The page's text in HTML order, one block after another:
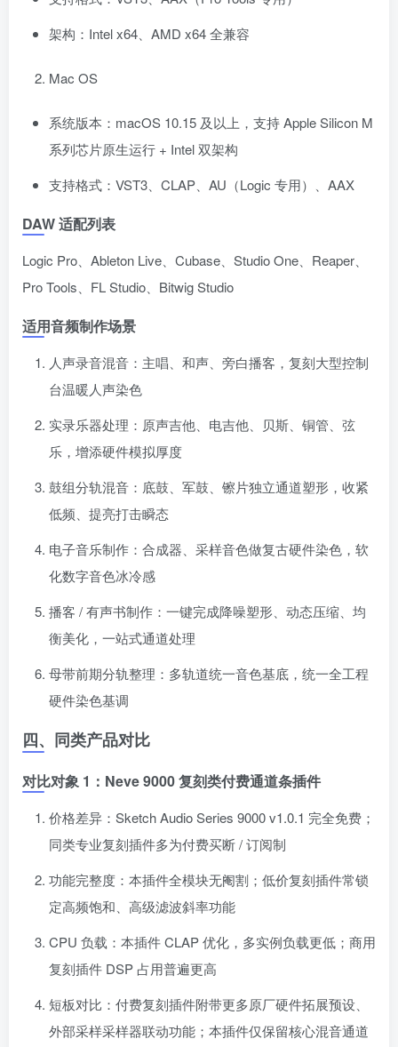
架构：Intel x64、AMD x64 全兼容
Mac OS
系统版本：macOS 10.15 及以上，支持 Apple Silicon M
系列芯片原生运行 + Intel 双架构
支持格式：VST3、CLAP、AU（Logic 专用）、AAX
DAW 适配列表
Logic Pro、Ableton Live、Cubase、Studio One、Reaper、
Pro Tools、FL Studio、Bitwig Studio
适用音频制作场景
人声录音混音：主唱、和声、旁白播客，复刻大型控制
台温暖人声染色
实录乐器处理：原声吉他、电吉他、贝斯、铜管、弦
乐，增添硬件模拟厚度
鼓组分轨混音：底鼓、军鼓、镲片独立通道塑形，收紧
低频、提亮打击瞬态
电子音乐制作：合成器、采样音色做复古硬件染色，软
化数字音色冰冷感
播客 / 有声书制作：一键完成降噪塑形、动态压缩、均
衡美化，一站式通道处理
母带前期分轨整理：多轨道统一音色基底，统一全工程
硬件染色基调
四、同类产品对比
对比对象 1：Neve 9000 复刻类付费通道条插件
价格差异：Sketch Audio Series 9000 v1.0.1 完全免费；
同类专业复刻插件多为付费买断 / 订阅制
功能完整度：本插件全模块无阉割；低价复刻插件常锁
定高频饱和、高级滤波斜率功能
CPU 负载：本插件 CLAP 优化，多实例负载更低；商用
复刻插件 DSP 占用普遍更高
短板对比：付费复刻插件附带更多原厂硬件拓展预设、
外部采样采样器联动功能；本插件仅保留核心混音通道